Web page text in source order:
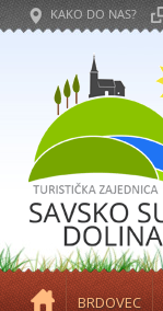
KAKO DO NAS?
BRDOVEC